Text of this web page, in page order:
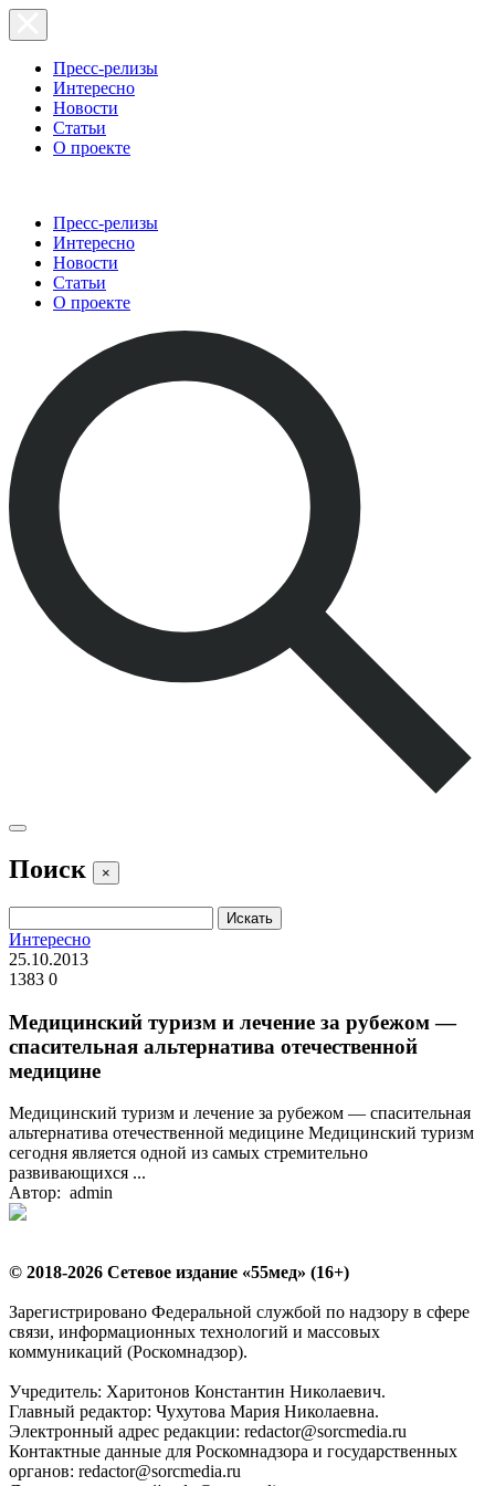
Пресс-релизы
Интересно
Новости
Статьи
О проекте
Пресс-релизы
Интересно
Новости
Статьи
О проекте
Поиск ×
Интересно
25.10.2013
1383 0
Медицинский туризм и лечение за рубежом —
спасительная альтернатива отечественной
медицине
Медицинский туризм и лечение за рубежом — спасительная
альтернатива отечественной медицине Медицинский туризм
сегодня является одной из самых стремительно
развивающихся ...
Автор: admin
© 2018-2026 Сетевое издание «55мед» (16+)
Зарегистрировано Федеральной службой по надзору в сфере
связи, информационных технологий и массовых
коммуникаций (Роскомнадзор).
Учредитель: Харитонов Константин Николаевич.
Главный редактор: Чухутова Мария Николаевна.
Электронный адрес редакции: redactor@sorcmedia.ru
Контактные данные для Роскомнадзора и государственных
органов: redactor@sorcmedia.ru